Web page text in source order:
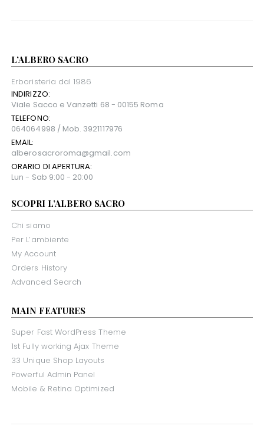
L’ALBERO SACRO
Erboristeria dal 1986
INDIRIZZO:
Viale Sacco e Vanzetti 68 - 00155 Roma
TELEFONO:
064064998 / Mob. 3921117976
EMAIL:
alberosacroroma@gmail.com
ORARIO DI APERTURA:
Lun - Sab 9:00 - 20:00
SCOPRI L’ALBERO SACRO
Chi siamo
Per L’ambiente
My Account
Orders History
Advanced Search
MAIN FEATURES
Super Fast WordPress Theme
1st Fully working Ajax Theme
33 Unique Shop Layouts
Powerful Admin Panel
Mobile & Retina Optimized